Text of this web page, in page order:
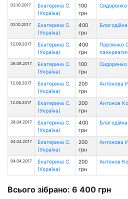
03.10.2017
Екатерина С.
(Україна)
100
грн
03.10.2017
Екатерина С.
(Україна)
400
грн
12.09.2017
Екатерина С.
(Україна)
400
грн
Павленко
26.08.2017
Екатерина С.
(Україна)
100
грн
12.06.2017
Екатерина С.
(Україна)
200
грн
Антонова
12.06.2017
Екатерина С.
(Україна)
200
грн
Антонов
28.04.2017
Екатерина С.
(Україна)
400
грн
04.04.2017
Екатерина С.
(Україна)
200
грн
Антонова
04.04.2017
Екатерина С.
(Україна)
200
грн
Антонов
Всього зібрано: 6 400 грн